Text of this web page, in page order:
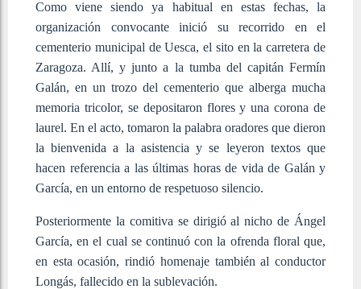
Como viene siendo ya habitual en estas fechas, la
organización convocante inició su recorrido en el
cementerio municipal de Uesca, el sito en la carretera de
Zaragoza. Allí, y junto a la tumba del capitán Fermín
Galán, en un trozo del cementerio que alberga mucha
memoria tricolor, se depositaron flores y una corona de
laurel. En el acto, tomaron la palabra oradores que dieron
la bienvenida a la asistencia y se leyeron textos que
hacen referencia a las últimas horas de vida de Galán y
García, en un entorno de respetuoso silencio.
Posteriormente la comitiva se dirigió al nicho de Ángel
García, en el cual se continuó con la ofrenda floral que,
en esta ocasión, rindió homenaje también al conductor
Longás, fallecido en la sublevación.